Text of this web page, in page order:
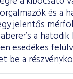
és a
jelentős
a
esedékes
be a